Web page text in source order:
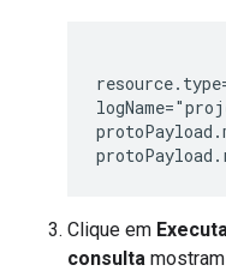
Clique em
consulta